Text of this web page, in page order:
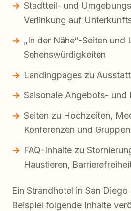
Stadtteil- und
Verlinkung auf
„In der Nähe“-Seiten und
Sehenswürdigkeiten
Landingpages zu
Saisonale Angebots- und
Seiten zu Hochzeiten,
Konferenzen und
FAQ-Inhalte zu
Haustieren,
Ein Strandhotel in San
Beispiel folgende Inhalte